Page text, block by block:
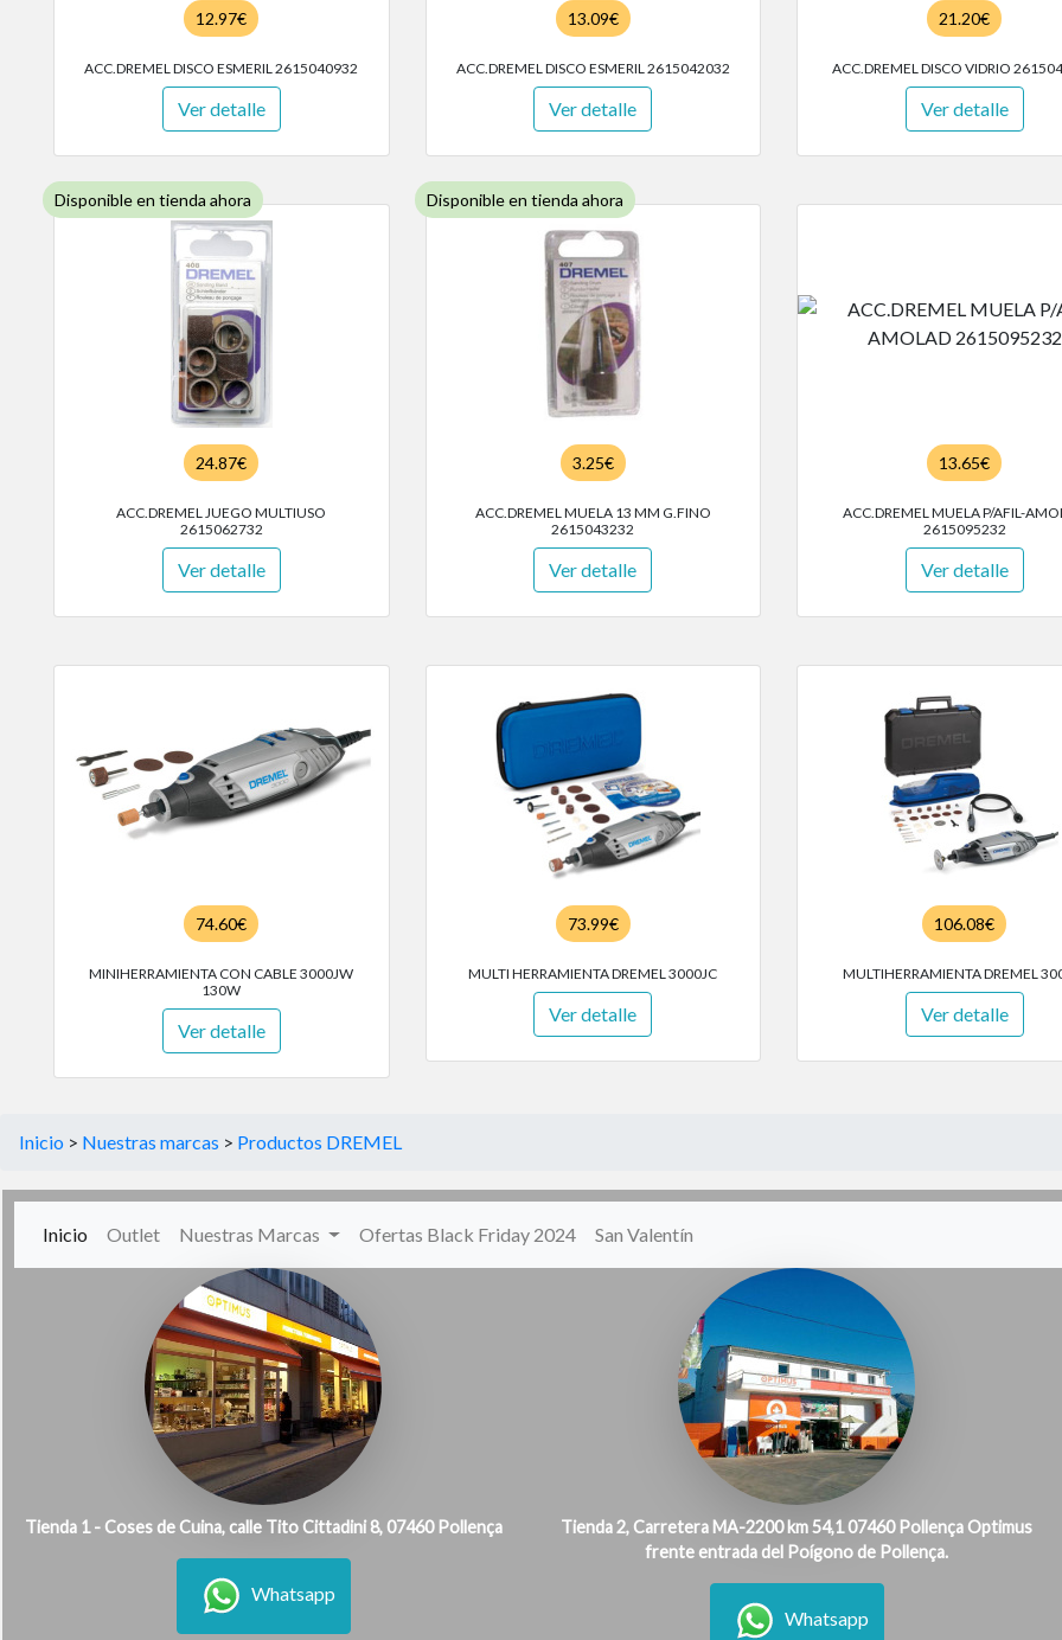
12.97€
ACC.DREMEL DISCO ESMERIL 2615040932
Ver detalle
13.09€
ACC.DREMEL DISCO ESMERIL 2615042032
Ver detalle
21.20€
ACC.DREMEL DISCO VIDRIO
Ver detalle
Disponible en tienda ahora
24.87€
ACC.DREMEL JUEGO MULTIUSO
2615062732
Ver detalle
Disponible en tienda ahora
3.25€
ACC.DREMEL MUELA 13 MM G.FINO
2615043232
Ver detalle
13.65€
ACC.DREMEL MUELA P/AFIL-
2615095232
Ver detalle
74.60€
MINIHERRAMIENTA CON CABLE 3000JW
130W
Ver detalle
73.99€
MULTI HERRAMIENTA DREMEL 3000JC
Ver detalle
106.08€
MULTIHERRAMIENTA DREMEL
Ver detalle
Inicio > Nuestras marcas > Productos DREMEL
Inicio (current)
Outlet Nuestras Marcas Ofertas Black Friday 2024 San Valentín
Tienda 1 - Coses de Cuina, calle Tito Cittadini 8, 07460 Pollença
Whatsapp
Tienda 2, Carretera MA-2200 km 54,1 07460 Pollença Optimus
frente entrada del Poígono de Pollença.
Whatsapp